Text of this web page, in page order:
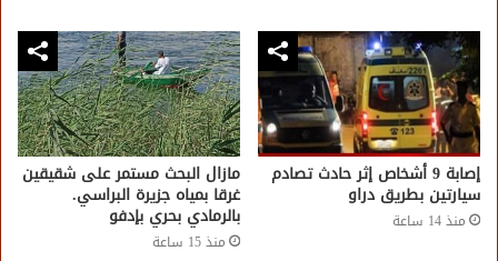
إصابة 9 أشخاص إثر حادث تصادم
سيارتين بطريق دراو
منذ 14 ساعة
مازال البحث مستمر على شقيقين
غرقا بمياه جزيرة البراسي.
بالرمادي بحري بإدفو
منذ 15 ساعة